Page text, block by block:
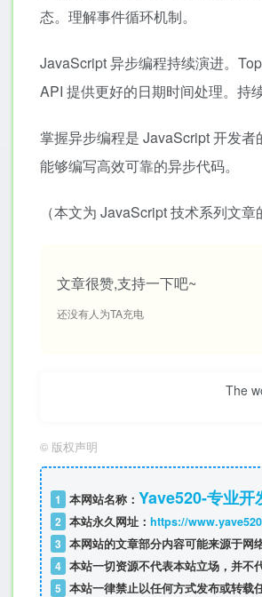
态。理解事件循环机制。
JavaScript 异步编程持续演进。
API 提供更好的日期时间处理。持
掌握异步编程是 JavaScript 开发
能够编写高效可靠的异步代码。
（本文为 JavaScript 技术系列文章
文章很赞,支持一下吧~
还没有人为TA充电
The
© 版权声明
1 本网站名称： Yave520-专业开
2 本站永久网址： https://
3 本网站的文章部分内容可能来源于网
4 本站一切资源不代表本站立场，并不
5 本站一律禁止以任何方式发布或转载